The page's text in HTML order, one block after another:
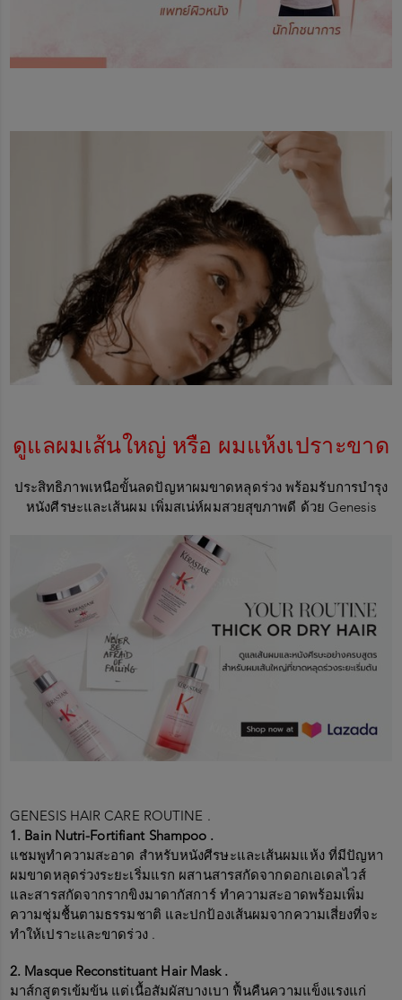
ดูแลผมเส้นใหญ่ หรือ ผมแห้งเปราะขาด
ประสิทธิภาพเหนือขั้นลดปัญหาผมขาดหลุดร่วง พร้อมรับการบำรุง
หนังศีรษะและเส้นผม เพิ่มสเน่ห์ผมสวยสุขภาพดี ด้วยGenesis
GENESIS HAIR CARE ROUTINE .
1. Bain Nutri-Fortifiant Shampoo .
แชมพูทำความสะอาด สำหรับหนังศีรษะและเส้นผมแห้ง ที่มีปัญหา
ผมขาดหลุดร่วงระยะเริ่มแรก ผสานสารสกัดจากดอกเอเดลไวส์
และสารสกัดจากรากขิงมาดากัสการ์ ทำความสะอาดพร้อมเพิ่ม
ความชุ่มชื้นตามธรรมชาติ และปกป้องเส้นผมจากความเสี่ยงที่จะ
ทำให้เปราะและขาดร่วง .
2. Masque Reconstituant Hair Mask .
มาส์กสูตรเข้มข้น แต่เนื้อสัมผัสบางเบา ฟื้นคืนความแข็งแรงแก่